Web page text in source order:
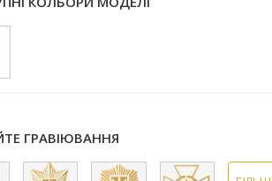
ГРАВІЮВАННЯ